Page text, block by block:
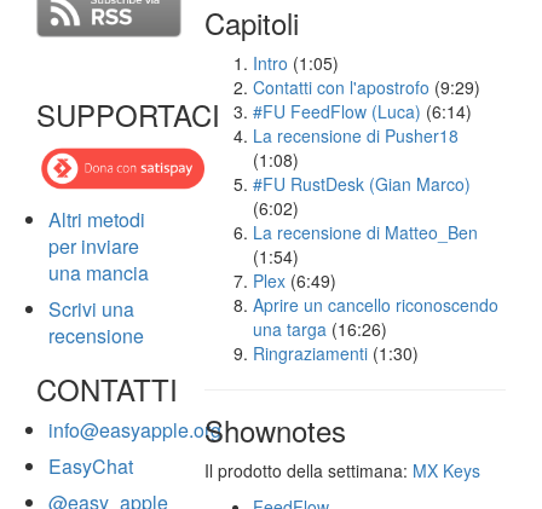
SUPPORTACI
Altri metodi
per inviare
una mancia
Scrivi una
recensione
CONTATTI
info@easyapple.org
EasyChat
@easy_apple
Capitoli
Intro (1:05)
Contatti con l'apostrofo (9:29)
#FU FeedFlow (Luca) (6:14)
La recensione di Pusher18
(1:08)
#FU RustDesk (Gian Marco)
(6:02)
La recensione di Matteo_Ben
(1:54)
Plex (6:49)
Aprire un cancello riconoscendo
una targa (16:26)
Ringraziamenti (1:30)
Shownotes
Il prodotto della settimana: MX Keys